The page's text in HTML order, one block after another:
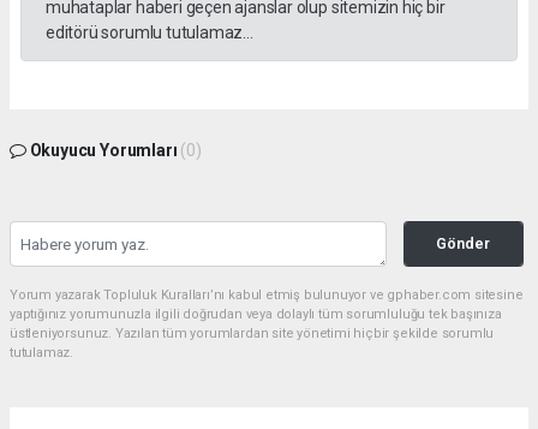
muhataplar haberi geçen ajanslar olup sitemizin hiç bir
editörü sorumlu tutulamaz...
Okuyucu Yorumları (0)
Gönder
Yorum yazarak Topluluk Kuralları’nı kabul etmiş bulunuyor ve gphaber.com sitesine
yaptığınız yorumunuzla ilgili doğrudan veya dolaylı tüm sorumluluğu tek başınıza
üstleniyorsunuz. Yazılan tüm yorumlardan site yönetimi hiçbir şekilde sorumlu
tutulamaz.